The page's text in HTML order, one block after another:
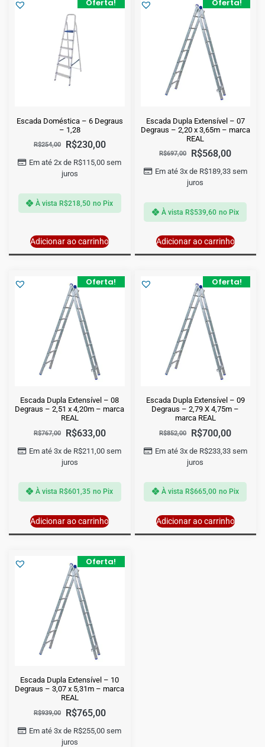
Oferta!
Escada Doméstica – 6 Degraus
– 1,28
R$254,00 R$230,00
Em até 2x de R$115,00 sem
juros
À vista R$218,50 no Pix
Adicionar ao carrinho
Oferta!
Escada Dupla Extensível – 07
Degraus – 2,20 x 3,65m – marca
REAL
R$697,00 R$568,00
Em até 3x de R$189,33sem
juros
À vista R$539,60 no Pix
Adicionar ao carrinho
Oferta!
Escada Dupla Extensível – 08
Degraus – 2,51 x 4,20m – marca
REAL
R$767,00 R$633,00
Em até 3x de R$211,00 sem
juros
À vista R$601,35 no Pix
Adicionar ao carrinho
Oferta!
Escada Dupla Extensível – 09
Degraus – 2,79 X 4,75m –
marca REAL
R$852,00 R$700,00
Em até 3x de R$233,33sem
juros
À vista R$665,00 no Pix
Adicionar ao carrinho
Oferta!
Escada Dupla Extensível – 10
Degraus – 3,07 x 5,31m – marca
REAL
R$939,00 R$765,00
Em até 3x de R$255,00 sem
juros